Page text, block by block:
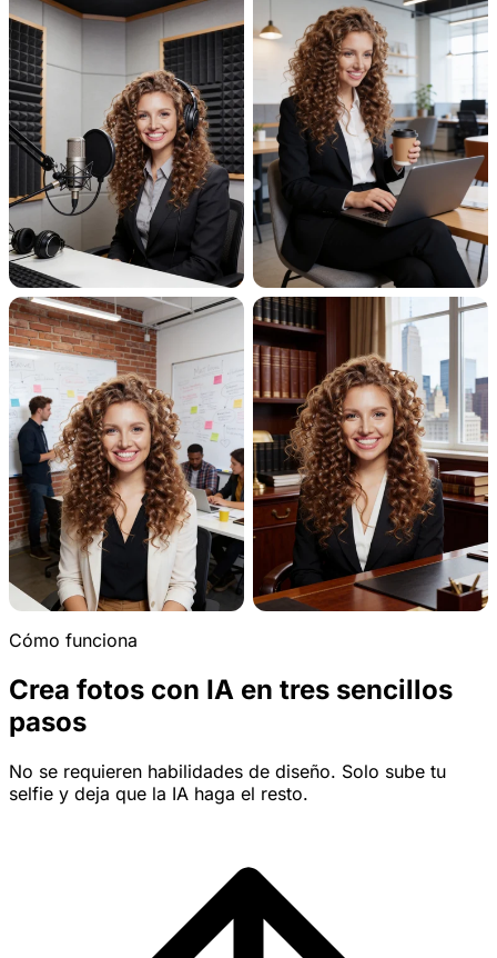
Cómo funciona
Crea fotos con IA en tres sencillos
pasos
No se requieren habilidades de diseño. Solo sube tu
selfie y deja que la IA haga el resto.